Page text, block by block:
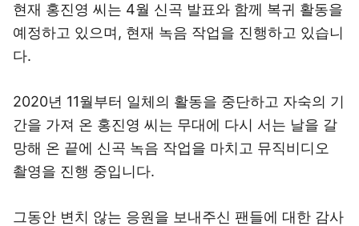
현재 홍진영 씨는 4월 신곡 발표와 함께 복귀 활동을
예정하고 있으며, 현재 녹음 작업을 진행하고 있습니
다.
2020년 11월부터 일체의 활동을 중단하고 자숙의 기
간을 가져 온 홍진영 씨는 무대에 다시 서는 날을 갈
망해 온 끝에 신곡 녹음 작업을 마치고 뮤직비디오
촬영을 진행 중입니다.
그동안 변치 않는 응원을 보내주신 팬들에 대한 감사